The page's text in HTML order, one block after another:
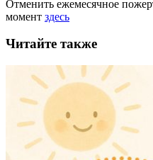
Отменить ежемесячное
момент здесь
Читайте также